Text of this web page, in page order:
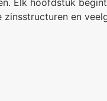
Elk hoofdstuk
en